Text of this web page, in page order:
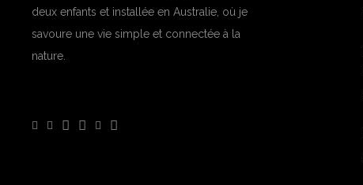
deux enfants et installée en Australie, où je
savoure une vie simple et connectée à la
nature.